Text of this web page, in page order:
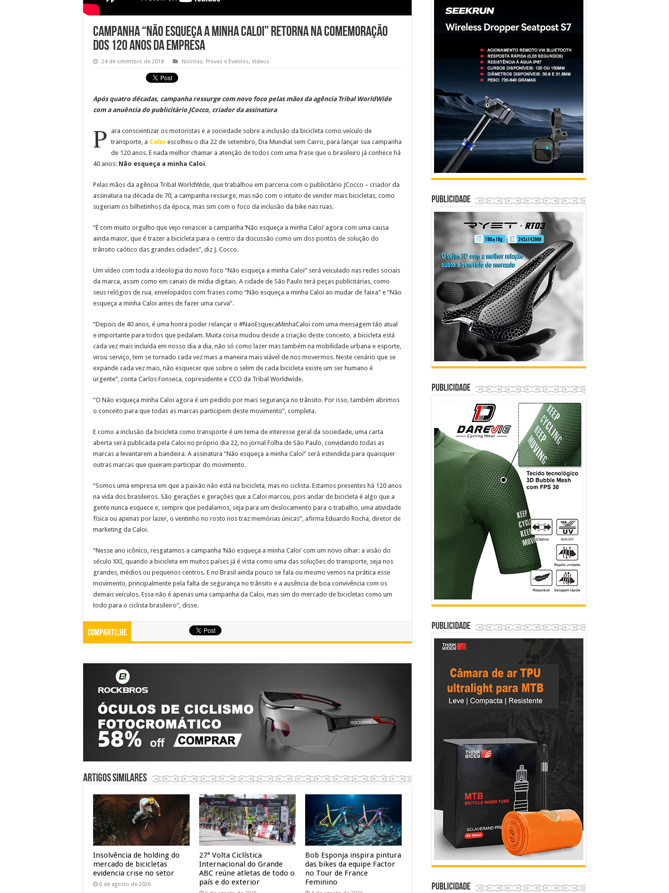
Campanha “Não esqueça a minha Caloi” retorna na comemoração
dos 120 anos da empresa
24 de setembro de 2018 Notícias, Provas e Eventos, Vídeos
Após quatro décadas, campanha ressurge com novo foco pelas mãos da agência Tribal WorldWide
com a anuência do publicitário JCocco, criador da assinatura
P
ara conscientizar os motoristas e a sociedade sobre a inclusão da bicicleta como veículo de
transporte, a Caloi escolheu o dia 22 de setembro, Dia Mundial sem Carro, para lançar sua campanha
de 120 anos. E nada melhor chamar a atenção de todos com uma frase que o brasileiro já conhece há
40 anos: Não esqueça a minha Caloi.
Pelas mãos da agência Tribal WorldWide, que trabalhou em parceria com o publicitário JCocco – criador da
assinatura na década de 70, a campanha ressurge, mas não com o intuito de vender mais bicicletas, como
sugeriam os bilhetinhos da época, mas sim com o foco da inclusão da bike nas ruas.
“É com muito orgulho que vejo renascer a campanha ‘Não esqueça a minha Caloi’ agora com uma causa
ainda maior, que é trazer a bicicleta para o centro da discussão como um dos pontos de solução do
trânsito caótico das grandes cidades”, diz J. Cocco.
Um vídeo com toda a ideologia do novo foco “Não esqueça a minha Caloi” será veiculado nas redes sociais
da marca, assim como em canais de mídia digitais. A cidade de São Paulo terá peças publicitárias, como
seus relógios de rua, envelopados com frases como “Não esqueça a minha Caloi ao mudar de faixa” e “Não
esqueça a minha Caloi antes de fazer uma curva”.
“Depois de 40 anos, é uma honra poder relançar o #NaoEsquecaMinhaCaloi com uma mensagem tão atual
e importante para todos que pedalam. Muita coisa mudou desde a criação deste conceito, a bicicleta está
cada vez mais incluída em nosso dia a dia, não só como lazer mas também na mobilidade urbana e esporte,
virou serviço, tem se tornado cada vez mais a maneira mais viável de nos movermos. Neste cenário que se
expande cada vez mais, não esquecer que sobre o selim de cada bicicleta existe um ser humano é
urgente”, conta Carlos Fonseca, copresidente e CCO da Tribal Worldwide.
“O Não esqueça minha Caloi agora é um pedido por mais segurança no trânsito. Por isso, também abrimos
o conceito para que todas as marcas participem deste movimento”, completa.
E como a inclusão da bicicleta como transporte é um tema de interesse geral da sociedade, uma carta
aberta será publicada pela Caloi no próprio dia 22, no jornal Folha de São Paulo, convidando todas as
marcas a levantarem a bandeira. A assinatura “Não esqueça a minha Caloi” será estendida para quaisquer
outras marcas que queiram participar do movimento.
“Somos uma empresa em que a paixão não está na bicicleta, mas no ciclista. Estamos presentes há 120 anos
na vida dos brasileiros. São gerações e gerações que a Caloi marcou, pois andar de bicicleta é algo que a
gente nunca esquece e, sempre que pedalamos, seja para um deslocamento para o trabalho, uma atividade
física ou apenas por lazer, o ventinho no rosto nos traz memórias únicas”, afirma Eduardo Rocha, diretor de
marketing da Caloi.
“Nesse ano icônico, resgatamos a campanha ‘Não esqueça a minha Caloi’ com um novo olhar: a visão do
século XXI, quando a bicicleta em muitos países já é vista como uma das soluções do transporte, seja nos
grandes, médios ou pequenos centros. E no Brasil ainda pouco se fala ou mesmo vemos na prática esse
movimento, principalmente pela falta de segurança no trânsito e a ausência de boa convivência com os
demais veículos. Essa não é apenas uma campanha da Caloi, mas sim do mercado de bicicletas como um
todo para o ciclista brasileiro”, disse.
Compartilhe
Artigos similares
Insolvência de holding do
mercado de bicicletas
evidencia crise no setor
6 de agosto de 2026
27ª Volta Ciclística
Internacional do Grande
ABC reúne atletas de todo o
país e do exterior
Bob Esponja inspira pintura
das bikes da equipe Factor
no Tour de France
Feminino
Publicidade
Publicidade
Publicidade
Publicidade